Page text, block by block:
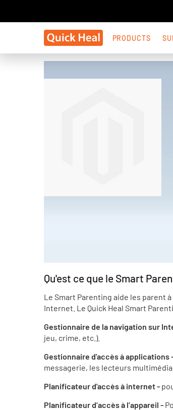
PRODUCTS
Qu'est ce que le Smart
Le Smart Parenting aide les parent
Internet. Le Quick Heal Smart
Gestionnaire de la navigation sur
jeu, crime, etc.).
Gestionnaire d'accès à applications
messagerie, les lecteurs multimédia
Planificateur d'accès à internet -
Planificateur d’accès à l’appareil -